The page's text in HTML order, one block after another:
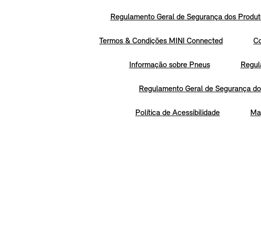
Regulamento Geral de Segurança dos
Termos & Condições MINI Connected
Informação sobre Pneus
Regulamento Geral de Segurança
Política de Acessibilidade